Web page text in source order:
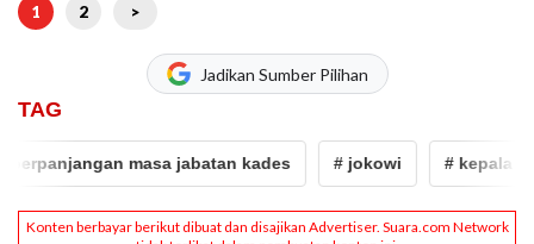
1 2 >
Jadikan Sumber Pilihan
TAG
masa jabatan kades # jokowi # kepala desa